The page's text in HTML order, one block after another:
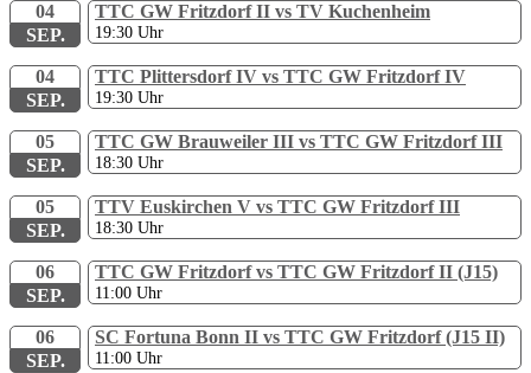
04
SEP.
TTC GW Fritzdorf II vs TV Kuchenheim
19:30 Uhr
04
SEP.
TTC Plittersdorf IV vs TTC GW Fritzdorf IV
19:30 Uhr
05
SEP.
TTC GW Brauweiler III vs TTC GW Fritzdorf III
18:30 Uhr
05
SEP.
TTV Euskirchen V vs TTC GW Fritzdorf III
18:30 Uhr
06
SEP.
TTC GW Fritzdorf vs TTC GW Fritzdorf II (J15)
11:00 Uhr
06
SEP.
SC Fortuna Bonn II vs TTC GW Fritzdorf (J15 II)
11:00 Uhr